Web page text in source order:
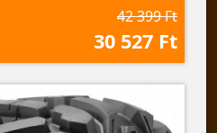
42 399 Ft
30 527 Ft